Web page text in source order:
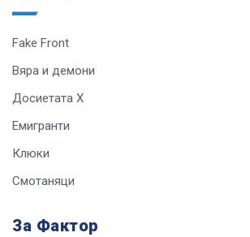
Fake Front
Вяра и демони
Досиетата Х
Емигранти
Клюки
Смотаняци
За Фактор